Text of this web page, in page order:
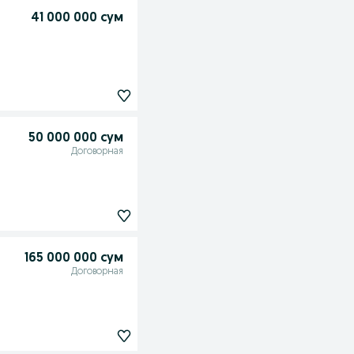
41 000 000 сум
50 000 000 сум
Договорная
165 000 000 сум
Договорная